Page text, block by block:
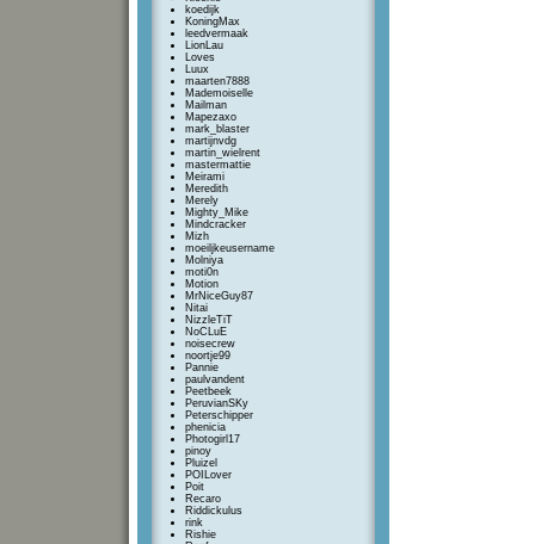
koedijk
KoningMax
leedvermaak
LionLau
Loves
Luux
maarten7888
Mademoiselle
Mailman
Mapezaxo
mark_blaster
martijnvdg
martin_wielrent
mastermattie
Meirami
Meredith
Merely
Mighty_Mike
Mindcracker
Mizh
moeiljkeusername
Molniya
moti0n
Motion
MrNiceGuy87
Nitai
NizzleTiT
NoCLuE
noisecrew
noortje99
Pannie
paulvandent
Peetbeek
PeruvianSKy
Peterschipper
phenicia
Photogirl17
pinoy
Pluizel
POILover
Poit
Recaro
Riddickulus
rink
Rishie